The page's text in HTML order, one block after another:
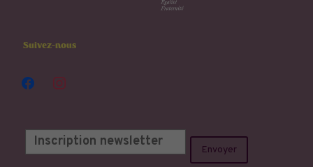
Suivez-nous
facebookinstagram